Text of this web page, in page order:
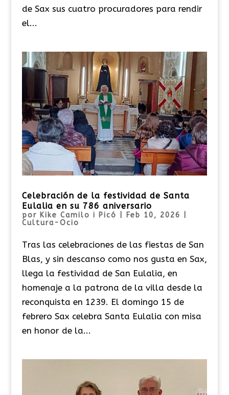
de Sax sus cuatro procuradores para rendir
el...
Celebración de la festividad de Santa
Eulalia en su 786 aniversario
por Kike Camilo i Picó Feb 10, 2026
Cultura-Ocio
Tras las celebraciones de las fiestas de San
Blas, y sin descanso como nos gusta en Sax,
llega la festividad de San Eulalia, en
homenaje a la patrona de la villa desde la
reconquista en 1239. El domingo 15 de
febrero Sax celebra Santa Eulalia con misa
en honor de la...